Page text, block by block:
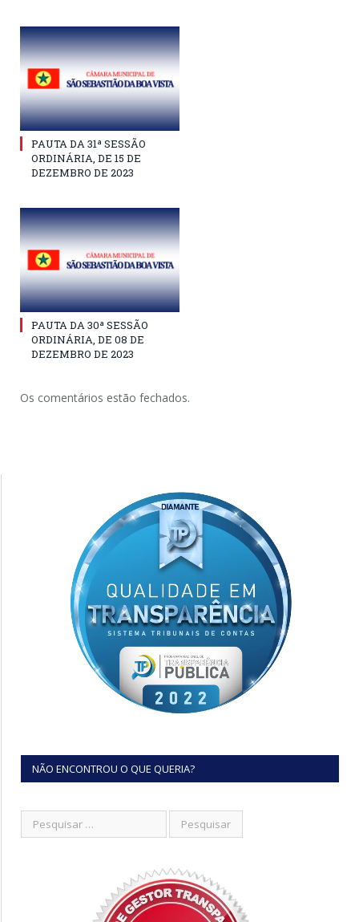
PAUTA DA 31ª SESSÃO
ORDINÁRIA, DE 15 DE
DEZEMBRO DE 2023
PAUTA DA 30ª SESSÃO
ORDINÁRIA, DE 08 DE
DEZEMBRO DE 2023
Os comentários estão fechados.
NÃO ENCONTROU O QUE QUERIA?